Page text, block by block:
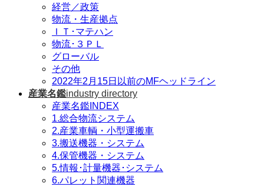
経営／政策
物流・生産拠点
ＩＴ･マテハン
物流･３ＰＬ
グローバル
その他
2022年2月15日以前のMFヘッドライン
産業名鑑industry directory
産業名鑑INDEX
1.総合物流システム
2.産業車輌・小型運搬車
3.搬送機器・システム
4.保管機器・システム
5.情報･計量機器･システム
6.パレット関連機器